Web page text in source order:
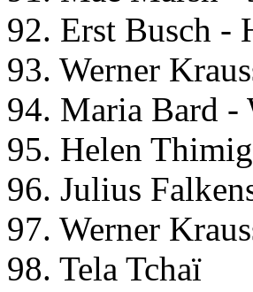
92. Erst Busch -
93. Werner
94. Maria Bard -
95. Helen
96. Julius
97. Werner
98. Tela Tchaï